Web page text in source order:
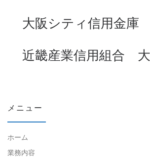
大阪シティ信用金庫
近畿産業信用組合
メニュー
ホーム
業務内容